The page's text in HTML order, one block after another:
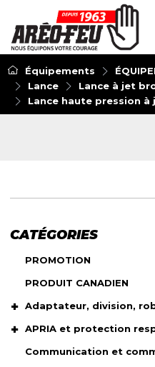
Équipements
Lance
Lance à jet
Lance haute pression à
CATÉGORIES
PROMOTION
PRODUIT CANADIEN
Adaptateur, division,
APRIA et protection
Communication et